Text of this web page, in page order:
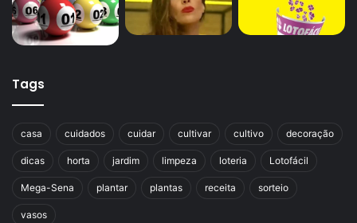
Tags
casa cuidados cuidar cultivar cultivo decoração
dicas horta jardim limpeza loteria Lotofácil
Mega-Sena plantar plantas receita sorteio
vasos